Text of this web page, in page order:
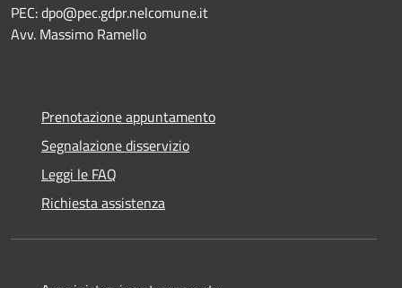
PEC:dpo@pec.gdpr.nelcomune.it
Avv. Massimo Ramello
Prenotazione appuntamento
Segnalazione disservizio
Leggi le FAQ
Richiesta assistenza